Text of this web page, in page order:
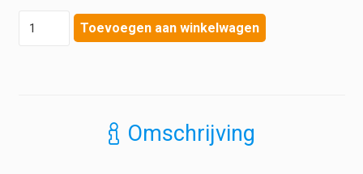
Toevoegen aan winkelwagen
Omschrijving